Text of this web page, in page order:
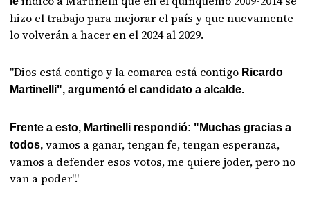
hizo el trabajo para mejorar el país y que nuevamente
lo volverán a hacer en el 2024 al 2029.
"Dios está contigo y la comarca está contigo Ricardo
Martinelli", argumentó el candidato a alcalde.
Frente a esto, Martinelli respondió: "Muchas gracias a
todos, vamos a ganar, tengan fe, tengan esperanza,
vamos a defender esos votos, me quiere joder, pero no
van a poder".'